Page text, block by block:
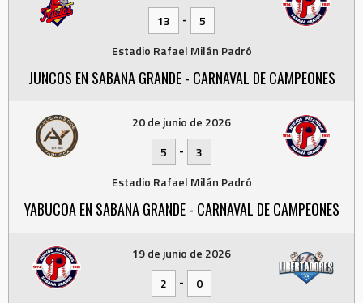
13
-
5
Estadio Rafael Milán Padró
JUNCOS EN SABANA GRANDE - CARNAVAL DE CAMPEONES
20 de junio de 2026
5
-
3
Estadio Rafael Milán Padró
YABUCOA EN SABANA GRANDE - CARNAVAL DE CAMPEONES
19 de junio de 2026
2
-
0